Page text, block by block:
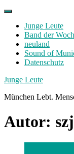
Skip
contentJunge Leute
Band der
neuland
Sound of
Datenschutz
Facebook
Twitter
Instagram
Junge Leute
München Lebt.
Autor: